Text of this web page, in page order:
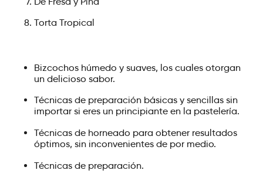
Torta Tropical
Bizcochos húmedo y suaves, los cuales otorgan
un delicioso sabor.
Técnicas de preparación básicas y sencillas sin
importar si eres un principiante en la pastelería.
Técnicas de horneado para obtener resultados
óptimos, sin inconvenientes de por medio.
Técnicas de preparación.